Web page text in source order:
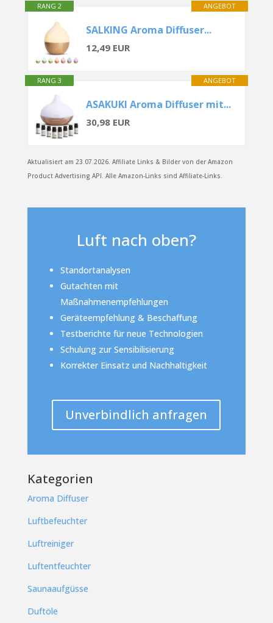
ANGEBOT
RANG 2
SALKING Aroma Diffuser...
12,49 EUR
ANGEBOT
RANG 3
ASAKUKI Aroma Diffuser mit...
30,98 EUR
Aktualisiert am 23.07.2026. Affiliate Links & Bilder von der Amazon
Product Advertising API. Alle Amazon-Links sind Affiliate-Links.
Luft nach oben?
Standortanalysen
Gutachten mit
Maßnahmenempfehlungen
Geräteempfehlung & Beschaffung
Testberichte für neue Technologien
Schulung zur Sensibilisierung
Korrekter Einsatz und Nachhaltigkeit
Unverbindlich anfragen
Kategorien
Aroma Diffuser
Luftbefeuchter
Luftreiniger
Luftentfeuchter
Saunaaufgüsse
Duftöle